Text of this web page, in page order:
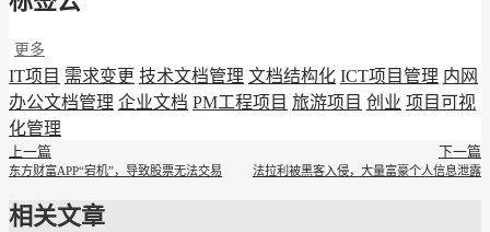
更多
IT项目 需求变更 技术文档管理 文档结构化 ICT项目管理 内网
办公文档管理 企业文档 PM工程项目 旅游项目 创业 项目可视
化管理
上一篇
东方财富APP“宕机”，导致股票无法交易
下一篇
法拉利被黑客入侵，大量富豪个人信息泄露
相关文章